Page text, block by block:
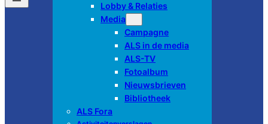
Lobby & Relaties
Media
Campagne
ALS in de media
ALS-TV
Fotoalbum
Nieuwsbrieven
Bibliotheek
ALS Fora